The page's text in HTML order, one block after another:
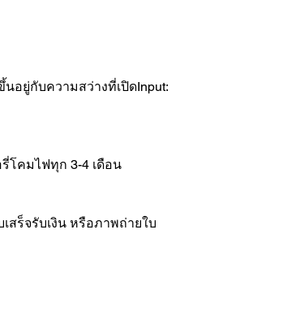
นอยู่กับความสว่างที่เปิดInput:
โคมไฟทุก 3-4 เดือน
ร็จรับเงิน หรือภาพถ่ายใบ